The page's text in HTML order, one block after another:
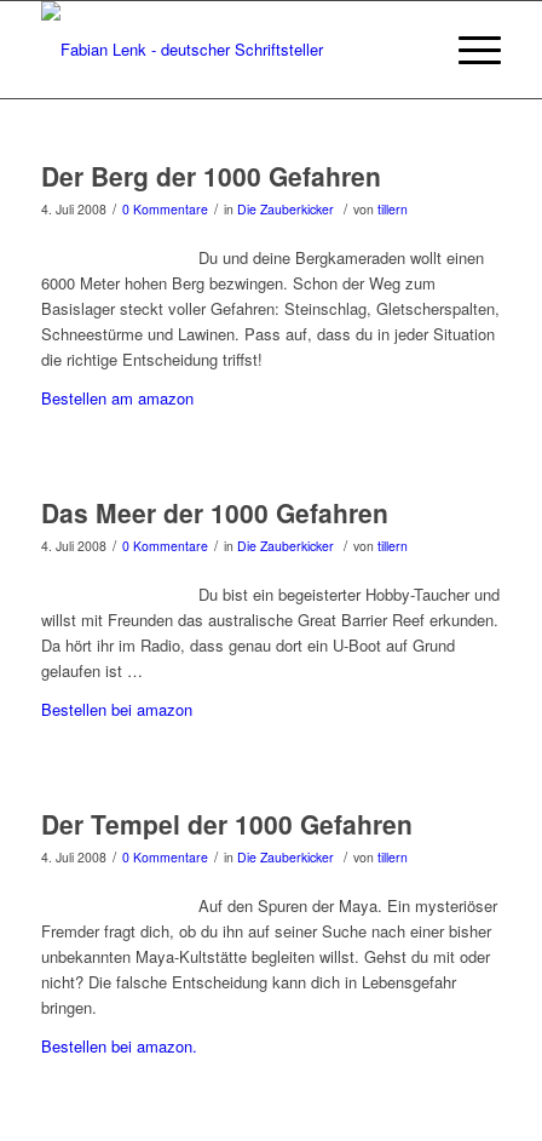
Der Berg der 1000 Gefahren
4. Juli 2008 / 0 Kommentare / in Die Zauberkicker / von tillern
Du und deine Bergkameraden wollt einen
6000 Meter hohen Berg bezwingen. Schon der Weg zum
Basislager steckt voller Gefahren: Steinschlag, Gletscherspalten,
Schneestürme und Lawinen. Pass auf, dass du in jeder Situation
die richtige Entscheidung triffst!
Bestellen am amazon
Das Meer der 1000 Gefahren
4. Juli 2008 / 0 Kommentare / in Die Zauberkicker / von tillern
Du bist ein begeisterter Hobby-Taucher und
willst mit Freunden das australische Great Barrier Reef erkunden.
Da hört ihr im Radio, dass genau dort ein U-Boot auf Grund
gelaufen ist …
Bestellen bei amazon
Der Tempel der 1000 Gefahren
4. Juli 2008 / 0 Kommentare / in Die Zauberkicker / von tillern
Auf den Spuren der Maya. Ein mysteriöser
Fremder fragt dich, ob du ihn auf seiner Suche nach einer bisher
unbekannten Maya-Kultstätte begleiten willst. Gehst du mit oder
nicht? Die falsche Entscheidung kann dich in Lebensgefahr
bringen.
Bestellen bei amazon.